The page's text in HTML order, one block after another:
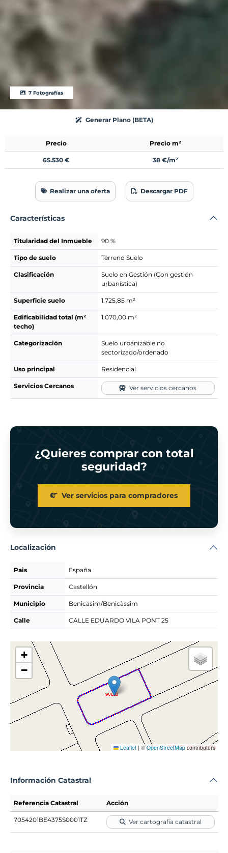
7 Fotografías
Generar Plano (BETA)
Precio Precio m²
65.530 € 38 €/m²
Realizar una oferta Descargar PDF
Características
Titularidad del Inmueble 90 %
Tipo de suelo Terreno Suelo
Clasificación
Suelo en Gestión (Con gestión
urbanística)
Superficie suelo 1.725,85 m²
Edificabilidad total (m²
techo)
1.070,00 m²
Categorización
Suelo urbanizable no
sectorizado/ordenado
Uso principal Residencial
Servicios Cercanos Ver servicios cercanos
¿Quieres comprar con total
seguridad?
Ver servicios para compradores
Localización
Pais España
Provincia Castellón
Municipio Benicasim/Benicàssim
Calle CALLE EDUARDO VILA PONT 25
+
−
Leaflet | ©OpenStreetMap contributors
Información Catastral
Referencia Catastral Acción
7054201BE4375S0001TZ Ver cartografía catastral